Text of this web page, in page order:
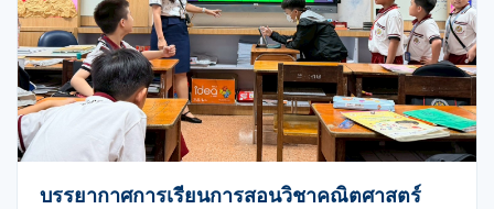
บรรยากาศการเรียนการสอนวิชาคณิตศาสตร์